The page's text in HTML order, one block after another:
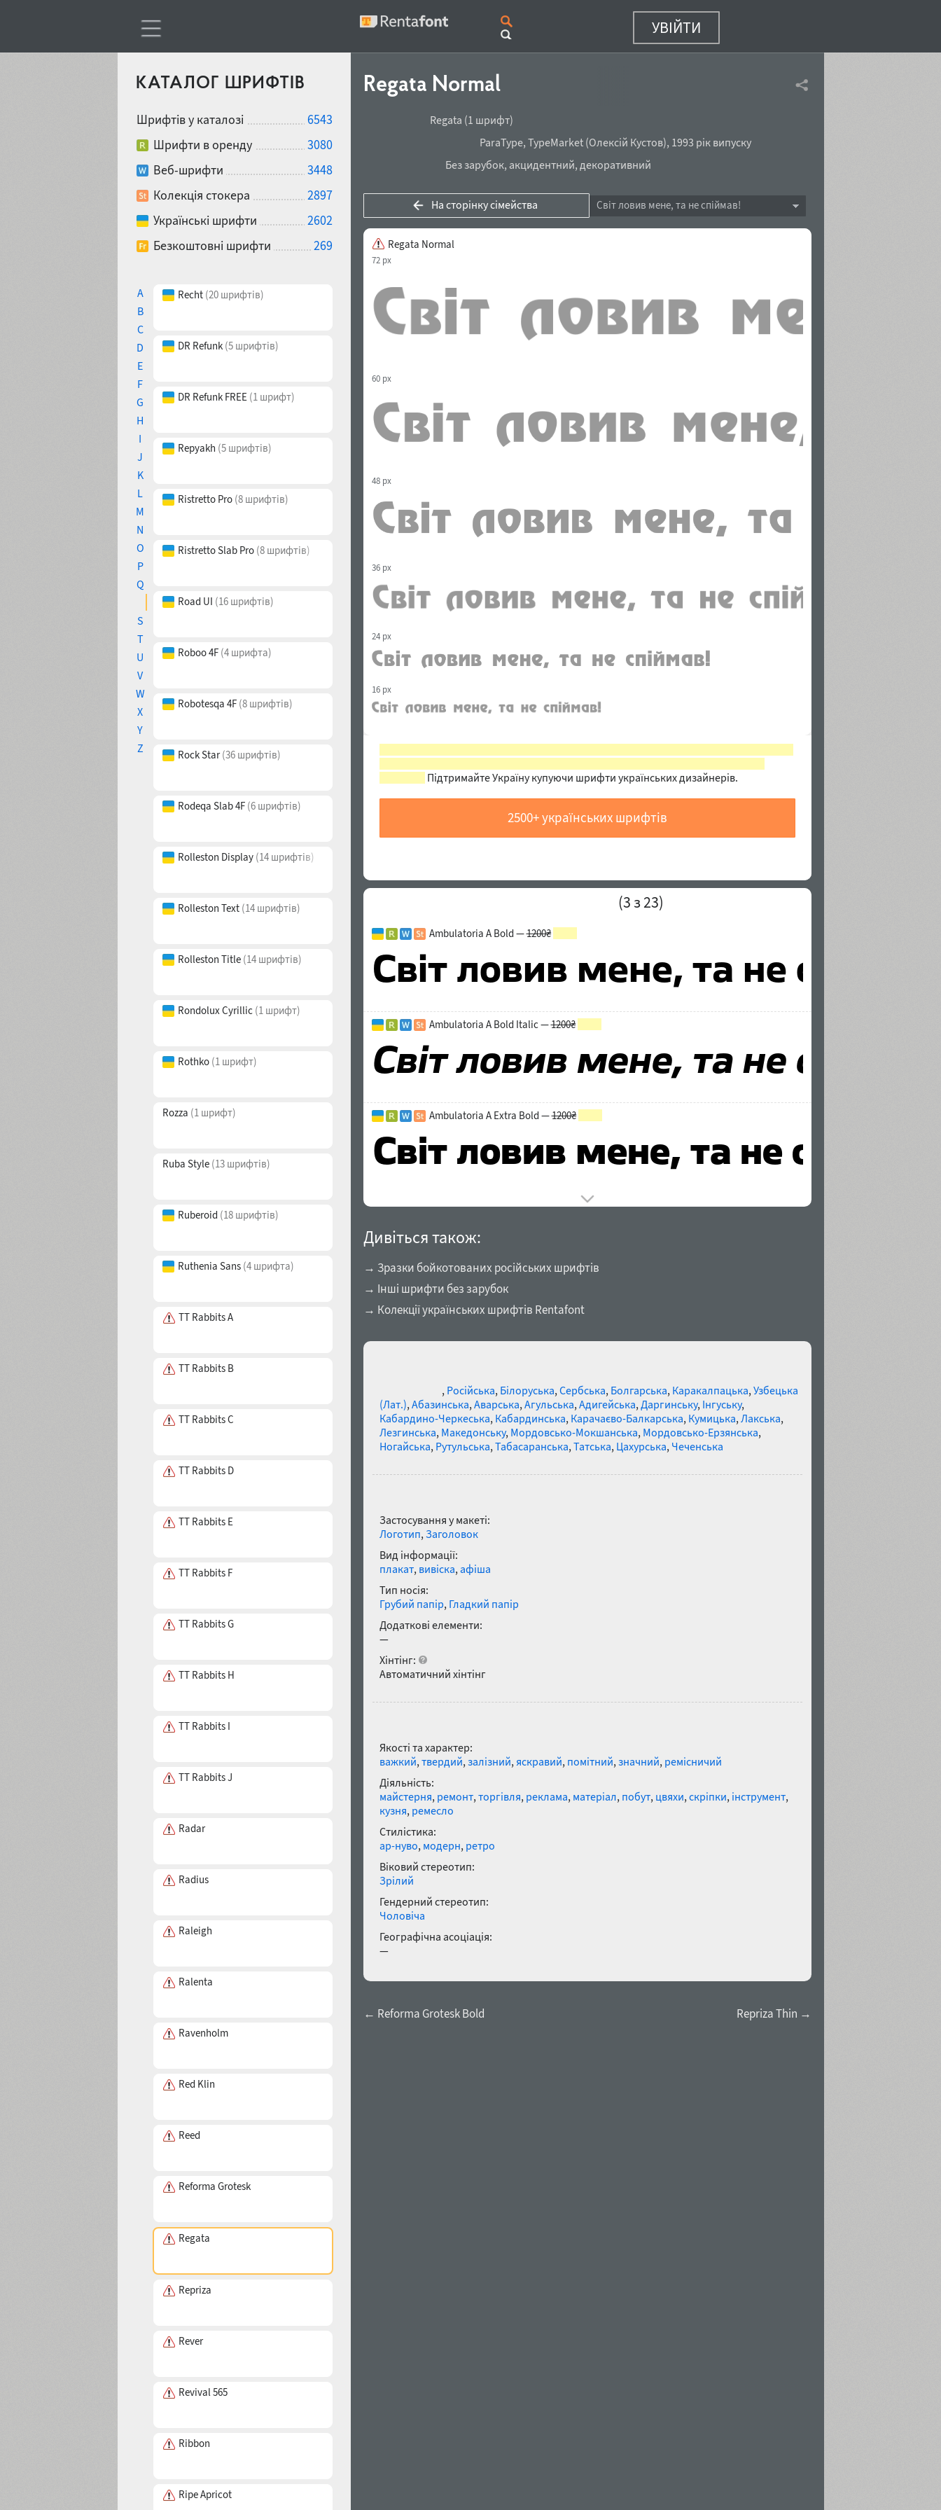
УВІЙТИ
КАТАЛОГ ШРИФТІВ
Шрифтів у каталозі
6543
Шрифти в оренду
3080
Веб-шрифти
3448
Колекція стокера
2897
Українські шрифти
2602
Безкоштовні шрифти
269
A
B
C
D
E
F
G
H
I
J
K
L
M
N
O
P
Q
S
T
U
V
W
X
Y
Z
Recht (20 шрифтів)
DR Refunk (5 шрифтів)
DR Refunk FREE (1 шрифт)
Rolleston Title(14 шрифтів)
Rondolux Cyrillic(1 шрифт)
Rothko(1 шрифт)
TT Rabbits H
TT Rabbits I
Regata Normal
Regata(1 шрифт)
ParaType,TypeMarket(Олексій Кустов),1993 рік випуску
Без зарубок,акцидентний,декоративний
На сторінку сімейства Світ ловив мене, та не спіймав!
Regata Normal
72 px
60 px
48 px
36 px
24 px
16 px
Підтримайте Україну купуючи шрифти українських дизайнерів.
2500+ українських шрифтів
з 23)
Ambulatoria A Bold —1200₴
Ambulatoria A Bold Italic —1200₴
Ambulatoria A Extra Bold —1200₴
Дивіться також:
→ Зразки бойкотованих російських шрифтів
→ Інші шрифти без зарубок
→ Колекції українських шрифтів Rentafont
Російська,Білоруська,Сербська,Болгарська,Каракалпацька,Узбецька
(Лат.),Абазинська,Аварська,Агульська,Адигейська,Даргинську, Інгуську,
Кабардино-Черкеська, Кабардинська, Карачаєво-Балкарська, Кумицька,Лакська,
Лезгинська, Македонську, Мордовсько-Мокшанська, Мордовсько-Ерзянська,
Ногайська, Рутульська, Табасаранська, Татська, Цахурська, Чеченська
Застосування у макеті:
Логотип,Заголовок
Вид інформації:
плакат, вивіска,афіша
Тип носія:
Грубий папір, Гладкий папір
Додаткові елементи:
—
Хінтінг:
Автоматичний хінтінг
Якості та характер:
важкий, твердий,залізний,яскравий, помітний,значний, ремісничий
Діяльність:
майстерня, ремонт, торгівля, реклама, матеріал, побут, цвяхи,скріпки, інструмент,
кузня, ремесло
Стилістика:
ар-нуво, модерн, ретро
Віковий стереотип:
Зрілий
Гендерний стереотип:
Чоловіча
Географічна асоціація:
—
← Reforma Grotesk Bold Repriza Thin →